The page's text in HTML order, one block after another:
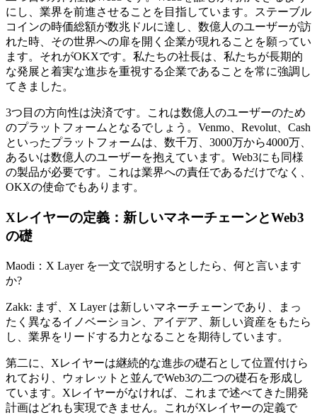
にし、業界を前進させることを目指しています。ステーブル
コインの時価総額が数兆ドルに達し、数億人のユーザーが訪
れた時、その世界への扉を開く企業が現れることを願ってい
ます。それがOKXです。私たちの社長は、私たちが長期的
な発展と着実な進歩を重視する企業であることを常に強調し
てきました。
3つ目の方向性は決済です。これは数億人のユーザーのため
のプラットフォームとなるでしょう。Venmo、Revolut、Cash
といったプラットフォームは、数千万、3000万から4000万、
あるいは数億人のユーザーを抱えています。Web3にも同様
の製品が必要です。これは業界への責任であるだけでなく、
OKXの使命でもあります。
Xレイヤーの定義：新しいマネーチェーンとWeb3
の礎
Maodi：X Layer を一文で説明するとしたら、何と言います
か?
Zakk: まず、X Layer は新しいマネーチェーンであり、まっ
たく異なるイノベーション、アイデア、新しい資産をもたら
し、業界をリードする力となることを期待しています。
第二に、Xレイヤーは継続的な進歩の礎石として位置付けら
れており、ウォレットと並んでWeb3の二つの礎石を形成し
ています。Xレイヤーがなければ、これまで述べてきた開発
計画はどれも実現できません。これがXレイヤーの定義で